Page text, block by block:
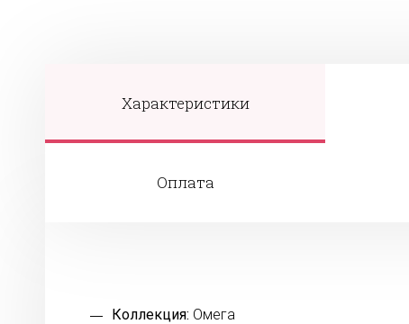
Характеристики
Оплата
Коллекция: Омега